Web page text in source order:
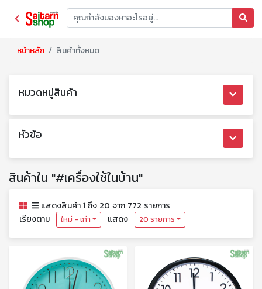
หน้าหลัก สินค้าทั้งหมด
หมวดหมู่สินค้า
หัวข้อ
สินค้าใน "#เครื่องใช้ในบ้าน"
แสดงสินค้า 1 ถึง 20 จาก 772 รายการ
เรียงตาม
ใหม่ - เก่า แสดง 20 รายการ